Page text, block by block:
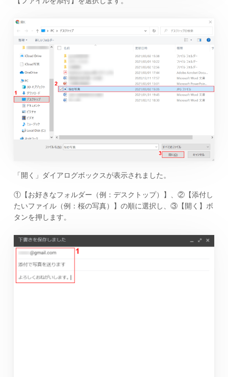
「開く」ダイアログボックスが表示されました。
①【お好きなフォルダー（例：デスクトップ）】、②【添付し
たいファイル（例：桜の写真）】の順に選択し、③【開く】ボ
タンを押します。